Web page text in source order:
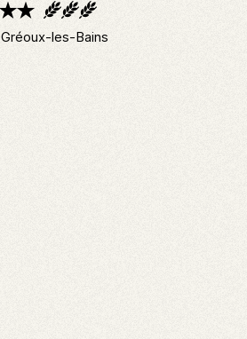
2
étoiles épis
Gréoux-les-Bains